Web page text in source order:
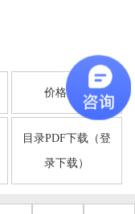
价格咨询
目录PDF下载（登
录下载）